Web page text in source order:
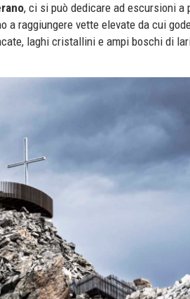
, ci si può dedicare ad escursioni a
a raggiungere vette elevate da cui
laghi cristallini e ampi boschi di